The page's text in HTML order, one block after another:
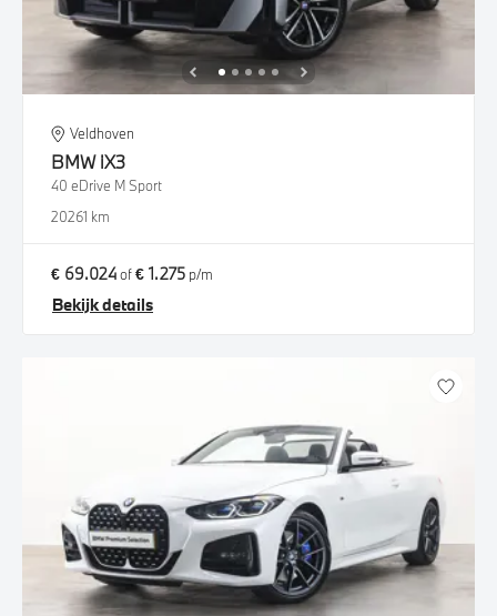
Veldhoven
BMW iX3
40 eDrive M Sport
20261 km
€ 69.024of€ 1.275 p/m
Bekijk details